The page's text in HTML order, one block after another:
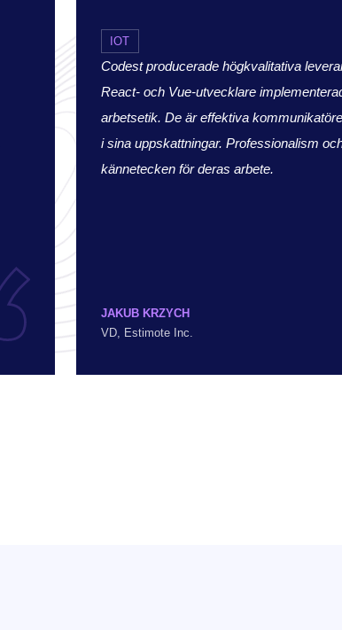
IOT
Codest producerade högkvalitativa
React- och Vue-utvecklare
arbetsetik. De är effektiva
i sina uppskattningar. Professionalism
kännetecken för deras arbete.
JAKUB KRZYCH
VD, Estimote Inc.